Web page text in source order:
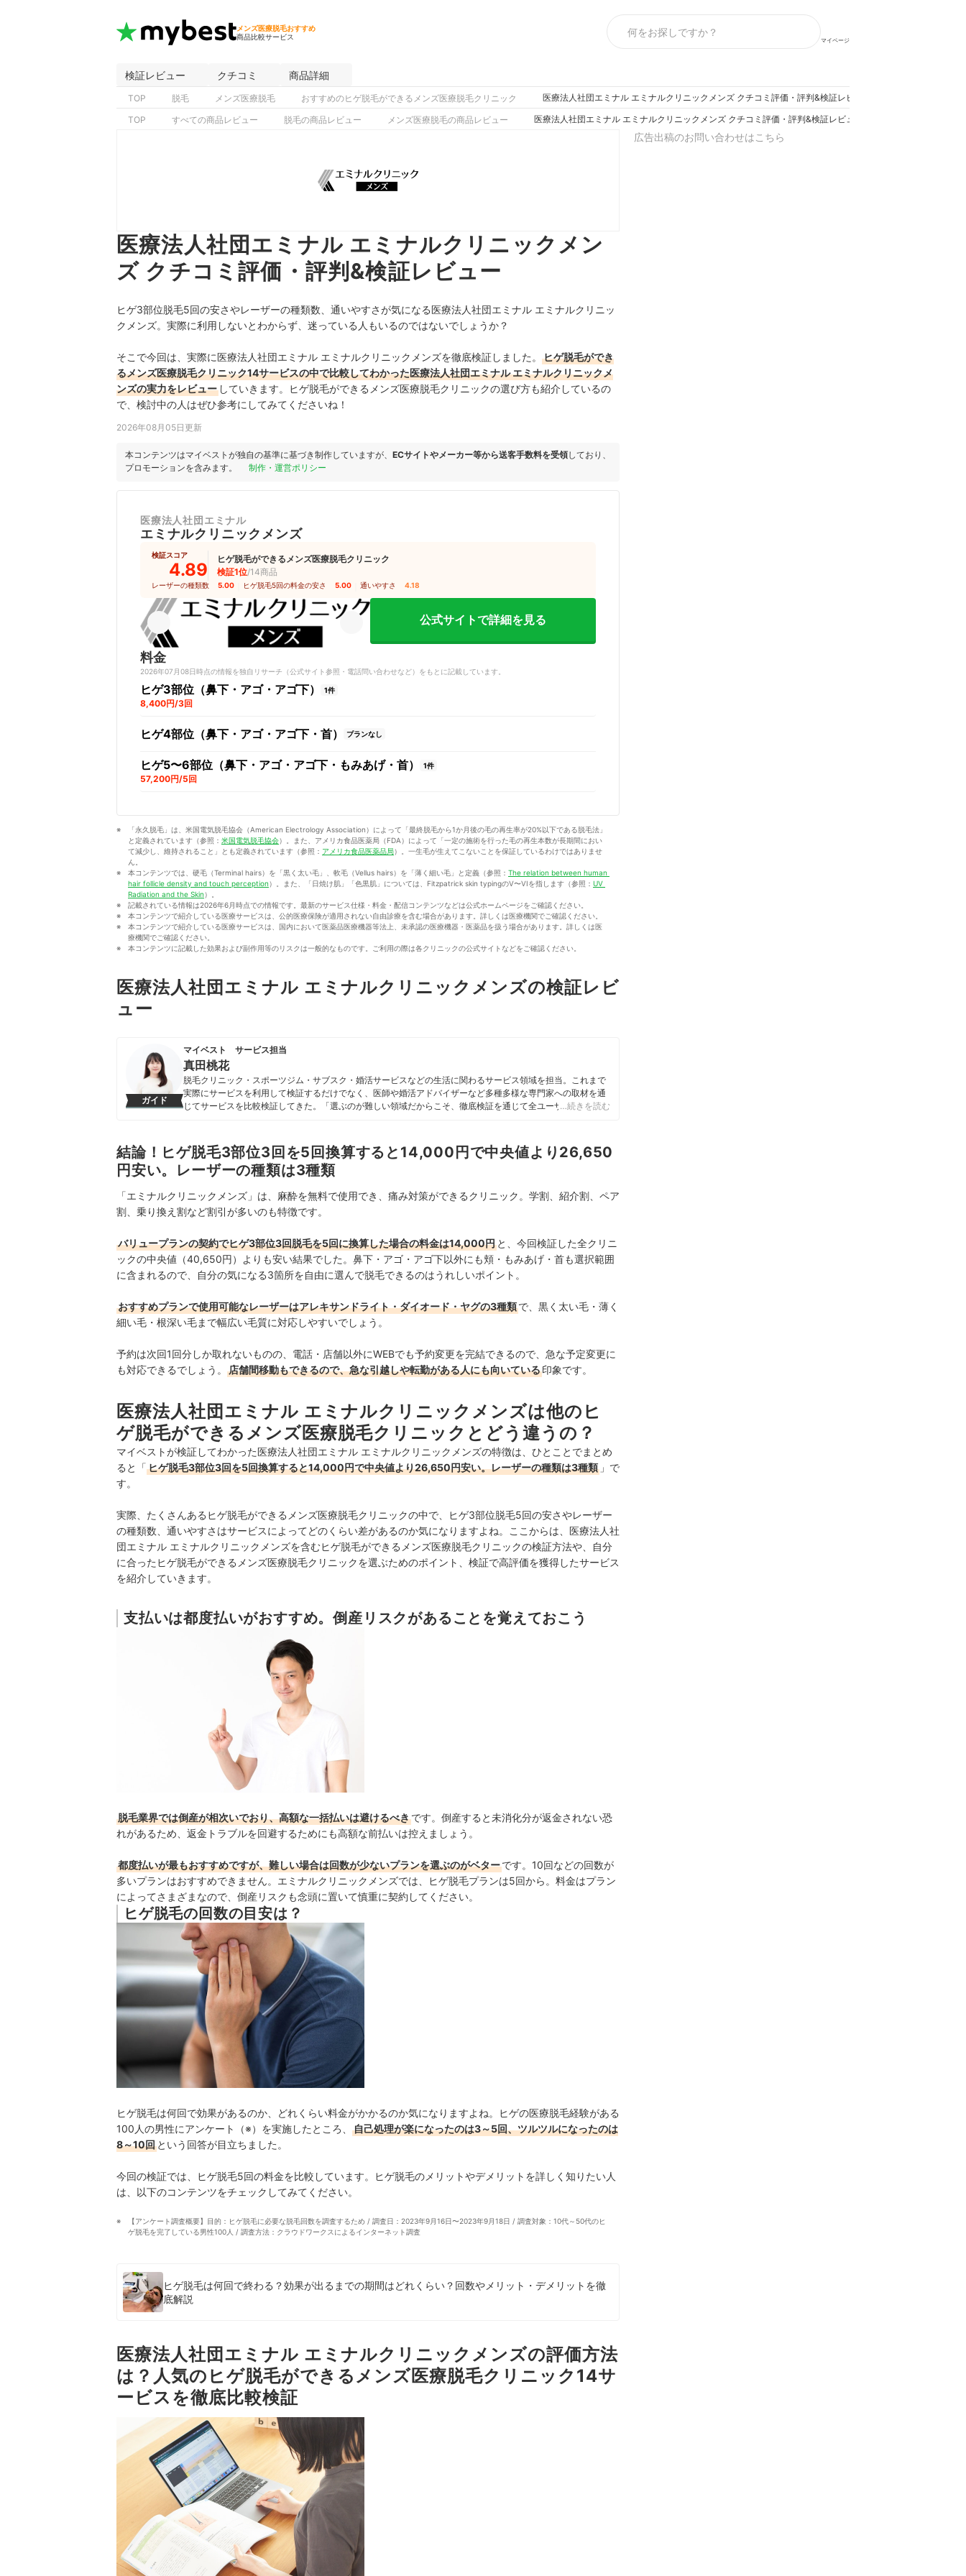
メンズ医療脱毛おすすめ
商品比較サービス
マイページ
検証レビュー クチコミ 商品詳細
TOP 脱毛 メンズ医療脱毛 おすすめのヒゲ脱毛ができるメンズ医療脱毛クリニック 医療法人社団エミナル エミナルクリニックメンズ クチコミ評価・評判&検証レビュー
TOP すべての商品レビュー 脱毛の商品レビュー メンズ医療脱毛の商品レビュー 医療法人社団エミナル エミナルクリニックメンズ クチコミ評価・評判&検証レビュー
医療法人社団エミナル エミナルクリニックメン
ズ クチコミ評価・評判&検証レビュー
ヒゲ3部位脱毛5回の安さやレーザーの種類数、通いやすさが気になる医療法人社団エミナル エミナルクリニッ
クメンズ。実際に利用しないとわからず、迷っている人もいるのではないでしょうか？
そこで今回は、実際に医療法人社団エミナル エミナルクリニックメンズを徹底検証しました。
ヒゲ脱毛ができ
るメンズ医療脱毛クリニック14サービスの中で比較してわかった医療法人社団エミナル エミナルクリニックメ
ンズの実力をレビュー していきます。ヒゲ脱毛ができるメンズ医療脱毛クリニックの選び方も紹介しているの
で、検討中の人はぜひ参考にしてみてくださいね！
2026年08月05日更新
本コンテンツはマイベストが独自の基準に基づき制作していますが、 ECサイトやメーカー等から送客手数料を受領しており、
プロモーションを含みます。
制作・運営ポリシー
医療法人社団エミナル
エミナルクリニックメンズ
検証スコア
4.89
ヒゲ脱毛ができるメンズ医療脱毛クリニック
検証1位/14商品
レーザーの種類数 5.00 ヒゲ脱毛5回の料金の安さ 5.00 通いやすさ 4.18
公式サイトで詳細を見る
料金
2026年07月08日時点の情報を独自リサーチ（公式サイト参照・電話問い合わせなど）をもとに記載しています。
ヒゲ3部位（鼻下・アゴ・アゴ下） 1件
8,400円/3回
ヒゲ4部位（鼻下・アゴ・アゴ下・首） プランなし
ヒゲ5〜6部位（鼻下・アゴ・アゴ下・もみあげ・首） 1件
57,200円/5回
「永久脱毛」は、米国電気脱毛協会（American Electrology Association）によって「最終脱毛から1か月後の毛の再生率が20%以下である脱毛法」
と定義されています（参照： 米国電気脱毛協会）。また、アメリカ食品医薬局（FDA）によって「一定の施術を行った毛の再生本数が長期間におい
て減少し、維持されること」とも定義されています（参照： アメリカ食品医薬品局）。一生毛が生えてこないことを保証しているわけではありませ
ん。
本コンテンツでは、硬毛（Terminal hairs）を「黒く太い毛」、軟毛（Vellus hairs）を「薄く細い毛」と定義（参照： The relation between human
hair follicle density and touch perception）。また、「日焼け肌」「色黒肌」については、Fitzpatrick skin typingのV〜VIを指します（参照： UV
Radiation and the Skin）。
記載されている情報は2026年6月時点での情報です。最新のサービス仕様・料金・配信コンテンツなどは公式ホームページをご確認ください。
本コンテンツで紹介している医療サービスは、公的医療保険が適用されない自由診療を含む場合があります。詳しくは医療機関でご確認ください。
本コンテンツで紹介している医療サービスは、国内において医薬品医療機器等法上、未承認の医療機器・医薬品を扱う場合があります。詳しくは医
療機関でご確認ください。
本コンテンツに記載した効果および副作用等のリスクは一般的なものです。ご利用の際は各クリニックの公式サイトなどをご確認ください。
医療法人社団エミナル エミナルクリニックメンズの検証レビ
ュー
ガイド
マイベスト サービス担当
真田桃花
脱毛クリニック・スポーツジム・サブスク・婚活サービスなどの生活に関わるサービス領域を担当。これまで
実際にサービスを利用して検証するだけでなく、医師や婚活アドバイザーなど多種多様な専門家への取材を通
じてサービスを比較検証してきた。「選ぶのが難しい領域だからこそ、徹底検証を通じて全ユーザーが選びや
…続きを読む
結論！ヒゲ脱毛3部位3回を5回換算すると14,000円で中央値より26,650
円安い。レーザーの種類は3種類
「エミナルクリニックメンズ」は、麻酔を無料で使用でき、痛み対策ができるクリニック。学割、紹介割、ペア
割、乗り換え割など割引が多いのも特徴です。
バリュープランの契約でヒゲ3部位3回脱毛を5回に換算した場合の料金は14,000円 と、今回検証した全クリニ
ックの中央値（40,650円）よりも安い結果でした。鼻下・アゴ・アゴ下以外にも頬・もみあげ・首も選択範囲
に含まれるので、自分の気になる3箇所を自由に選んで脱毛できるのはうれしいポイント。
おすすめプランで使用可能なレーザーはアレキサンドライト・ダイオード・ヤグの3種類で、黒く太い毛・薄く
細い毛・根深い毛まで幅広い毛質に対応しやすいでしょう。
予約は次回1回分しか取れないものの、電話・店舗以外にWEBでも予約変更を完結できるので、急な予定変更に
も対応できるでしょう。
店舗間移動もできるので、急な引越しや転勤がある人にも向いている印象です。
医療法人社団エミナル エミナルクリニックメンズは他のヒ
ゲ脱毛ができるメンズ医療脱毛クリニックとどう違うの？
マイベストが検証してわかった医療法人社団エミナル エミナルクリニックメンズの特徴は、ひとことでまとめ
ると「ヒゲ脱毛3部位3回を5回換算すると14,000円で中央値より26,650円安い。レーザーの種類は3種類 」で
す。
実際、たくさんあるヒゲ脱毛ができるメンズ医療脱毛クリニックの中で、ヒゲ3部位脱毛5回の安さやレーザー
の種類数、通いやすさはサービスによってどのくらい差があるのか気になりますよね。ここからは、医療法人社
団エミナル エミナルクリニックメンズを含むヒゲ脱毛ができるメンズ医療脱毛クリニックの検証方法や、自分
に合ったヒゲ脱毛ができるメンズ医療脱毛クリニックを選ぶためのポイント、検証で高評価を獲得したサービス
を紹介していきます。
支払いは都度払いがおすすめ。倒産リスクがあることを覚えておこう
脱毛業界では倒産が相次いでおり、高額な一括払いは避けるべきです。倒産すると未消化分が返金されない恐
れがあるため、返金トラブルを回避するためにも高額な前払いは控えましょう。
都度払いが最もおすすめですが、難しい場合は回数が少ないプランを選ぶのがベターです。10回などの回数が
多いプランはおすすめできません。エミナルクリニックメンズでは、ヒゲ脱毛プランは5回から。料金はプラン
によってさまざまなので、倒産リスクも念頭に置いて慎重に契約してください。
ヒゲ脱毛の回数の目安は？
ヒゲ脱毛は何回で効果があるのか、どれくらい料金がかかるのか気になりますよね。ヒゲの医療脱毛経験がある
100人の男性にアンケート（※）を実施したところ、
自己処理が楽になったのは3～5回、ツルツルになったのは
8～10回 という回答が目立ちました。
今回の検証では、ヒゲ脱毛5回の料金を比較しています。ヒゲ脱毛のメリットやデメリットを詳しく知りたい人
は、以下のコンテンツをチェックしてみてください。
【アンケート調査概要】目的：ヒゲ脱毛に必要な脱毛回数を調査するため / 調査日：2023年9月16日〜2023年9月18日 / 調査対象：10代～50代のヒ
ゲ脱毛を完了している男性100人 / 調査方法：クラウドワークスによるインターネット調査
ヒゲ脱毛は何回で終わる？効果が出るまでの期間はどれくらい？回数やメリット・デメリットを徹
底解説
医療法人社団エミナル エミナルクリニックメンズの評価方法
は？人気のヒゲ脱毛ができるメンズ医療脱毛クリニック14サ
ービスを徹底比較検証
広告出稿のお問い合わせはこちら